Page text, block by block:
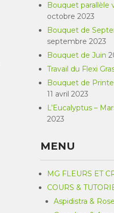
Bouquet parallèle
octobre 2023
Bouquet de
septembre 2023
Bouquet de Juin
Travail du Flexi
Bouquet de
11 avril 2023
L’Eucalyptus –
2023
MENU
MG FLEURS ET
COURS &
Aspidistra &